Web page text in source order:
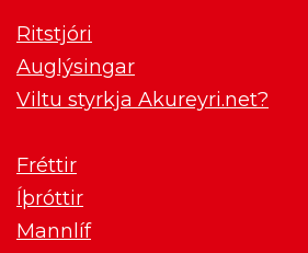
Ritstjóri
Auglýsingar
Viltu styrkja Akureyri.net?
Fréttir
Íþróttir
Mannlíf